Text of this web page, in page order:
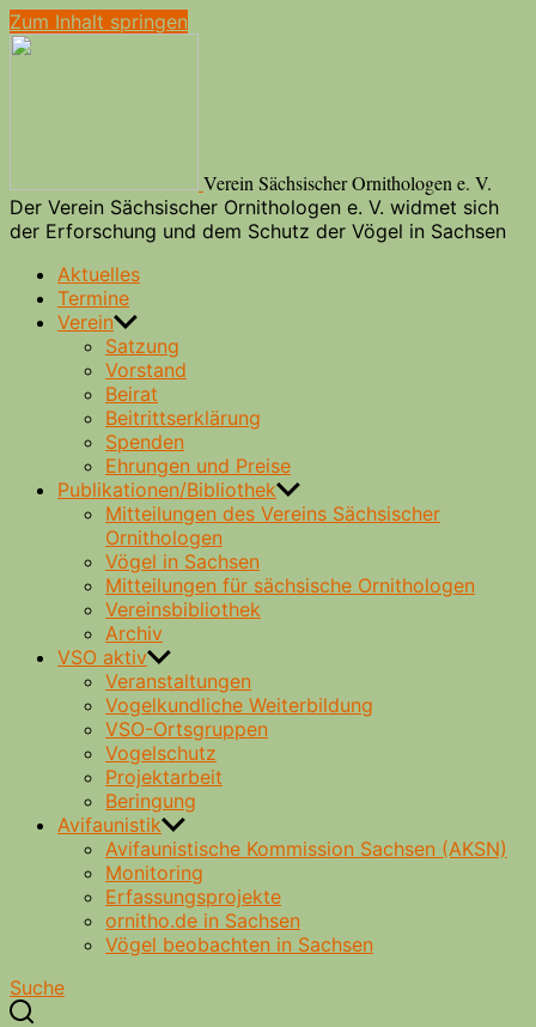
Zum Inhalt springen
Verein Sächsischer Ornithologen e. V.
Der Verein Sächsischer Ornithologen e. V. widmet sich
der Erforschung und dem Schutz der Vögel in Sachsen
Aktuelles
Termine
Verein
Satzung
Vorstand
Beirat
Beitrittserklärung
Spenden
Ehrungen und Preise
Publikationen/Bibliothek
Mitteilungen des Vereins Sächsischer
Ornithologen
Vögel in Sachsen
Mitteilungen für sächsische Ornithologen
Vereinsbibliothek
Archiv
VSO aktiv
Veranstaltungen
Vogelkundliche Weiterbildung
VSO-Ortsgruppen
Vogelschutz
Projektarbeit
Beringung
Avifaunistik
Avifaunistische Kommission Sachsen (AKSN)
Monitoring
Erfassungsprojekte
ornitho.de in Sachsen
Vögel beobachten in Sachsen
Suche